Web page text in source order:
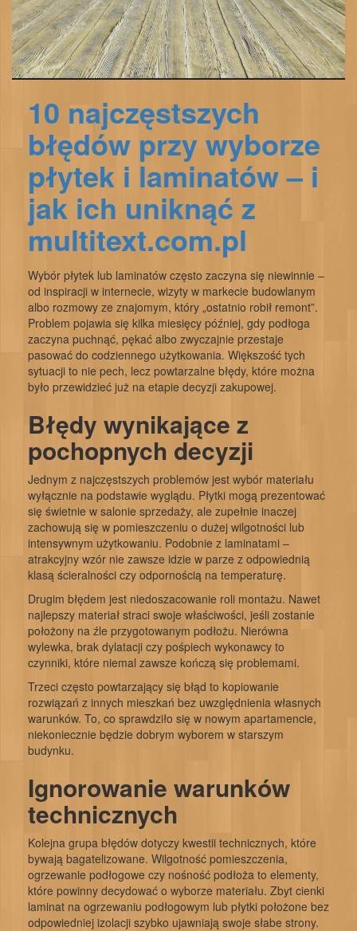
10 najczęstszych
błędów przy wyborze
płytek i laminatów – i
jak ich uniknąć z
multitext.com.pl
Wybór płytek lub laminatów często zaczyna się niewinnie –
od inspiracji w internecie, wizyty w markecie budowlanym
albo rozmowy ze znajomym, który „ostatnio robił remont”.
Problem pojawia się kilka miesięcy później, gdy podłoga
zaczyna puchnąć, pękać albo zwyczajnie przestaje
pasować do codziennego użytkowania. Większość tych
sytuacji to nie pech, lecz powtarzalne błędy, które można
było przewidzieć już na etapie decyzji zakupowej.
Błędy wynikające z
pochopnych decyzji
Jednym z najczęstszych problemów jest wybór materiału
wyłącznie na podstawie wyglądu. Płytki mogą prezentować
się świetnie w salonie sprzedaży, ale zupełnie inaczej
zachowują się w pomieszczeniu o dużej wilgotności lub
intensywnym użytkowaniu. Podobnie z laminatami –
atrakcyjny wzór nie zawsze idzie w parze z odpowiednią
klasą ścieralności czy odpornością na temperaturę.
Drugim błędem jest niedoszacowanie roli montażu. Nawet
najlepszy materiał straci swoje właściwości, jeśli zostanie
położony na źle przygotowanym podłożu. Nierówna
wylewka, brak dylatacji czy pośpiech wykonawcy to
czynniki, które niemal zawsze kończą się problemami.
Trzeci często powtarzający się błąd to kopiowanie
rozwiązań z innych mieszkań bez uwzględnienia własnych
warunków. To, co sprawdziło się w nowym apartamencie,
niekoniecznie będzie dobrym wyborem w starszym
budynku.
Ignorowanie warunków
technicznych
Kolejna grupa błędów dotyczy kwestii technicznych, które
bywają bagatelizowane. Wilgotność pomieszczenia,
ogrzewanie podłogowe czy nośność podłoża to elementy,
które powinny decydować o wyborze materiału. Zbyt cienki
laminat na ogrzewaniu podłogowym lub płytki położone bez
odpowiedniej izolacji szybko ujawniają swoje słabe strony.